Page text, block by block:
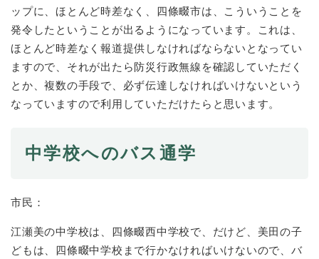
ップに、ほとんど時差なく、四條畷市は、こういうことを
発令したということが出るようになっています。これは、
ほとんど時差なく報道提供しなければならないとなってい
ますので、それが出たら防災行政無線を確認していただく
とか、複数の手段で、必ず伝達しなければいけないという
なっていますので利用していただけたらと思います。
中学校へのバス通学
市民：
江瀬美の中学校は、四條畷西中学校で、だけど、美田の子
どもは、四條畷中学校まで行かなければいけないので、バ